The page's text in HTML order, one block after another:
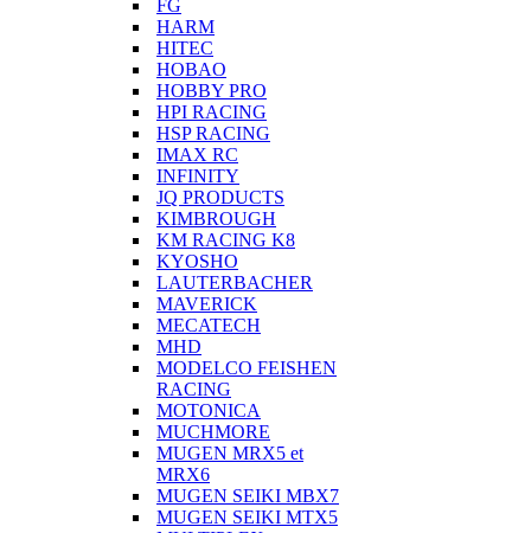
FG
HARM
HITEC
HOBAO
HOBBY PRO
HPI RACING
HSP RACING
IMAX RC
INFINITY
JQ PRODUCTS
KIMBROUGH
KM RACING K8
KYOSHO
LAUTERBACHER
MAVERICK
MECATECH
MHD
MODELCO FEISHEN
RACING
MOTONICA
MUCHMORE
MUGEN MRX5 et
MRX6
MUGEN SEIKI MBX7
MUGEN SEIKI MTX5